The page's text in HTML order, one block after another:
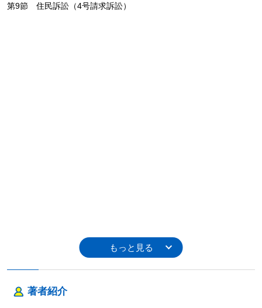
第9節 住民訴訟（4号請求訴訟）
著者紹介